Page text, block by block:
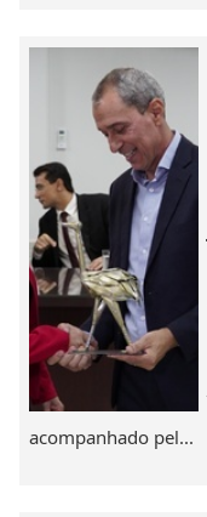
acompanhado pel...